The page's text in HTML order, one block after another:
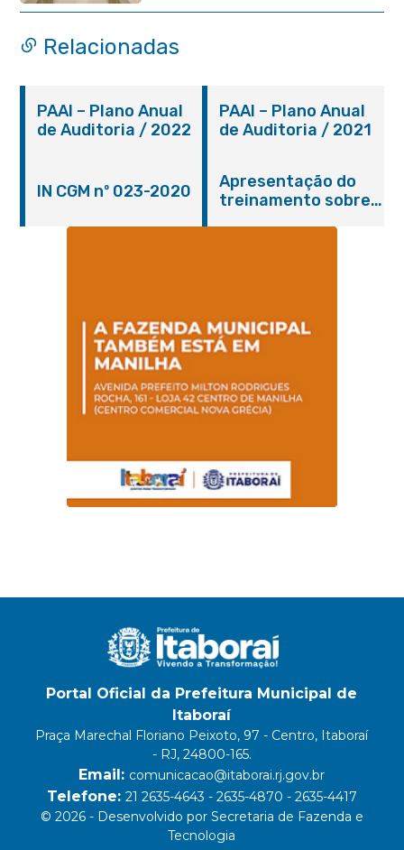
Relacionadas
PAAI – Plano Anual
de Auditoria / 2022
PAAI – Plano Anual
de Auditoria / 2021
IN CGM nº 023-2020
Apresentação do
treinamento sobre
Portal Oficial da Prefeitura Municipal de
Itaboraí
Praça Marechal Floriano Peixoto, 97 - Centro, Itaboraí
- RJ, 24800-165.
Email: comunicacao@itaborai.rj.gov.br
Telefone: 21 2635-4643 - 2635-4870 - 2635-4417
© 2026 - Desenvolvido por Secretaria de Fazenda e
Tecnologia